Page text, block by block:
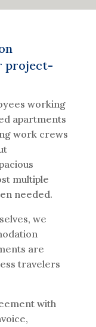
project-
working
apartments
work crews
multiple
needed.
we
are
travelers
with